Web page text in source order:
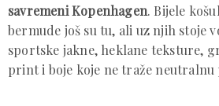
savremeni Kopenhagen. Bijele
bermude još su tu, ali uz njih stoje
sportske jakne, heklane teksture,
print i boje koje ne traže neutralnu